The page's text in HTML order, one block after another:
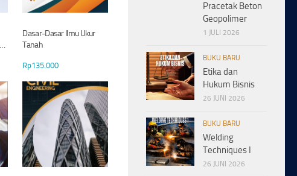
Dasar-Dasar Ilmu Ukur
Tanah
Rp135.000
Pracetak Beton
Geopolimer
1 JULI 2026
BUKU BARU
Etika dan
Hukum Bisnis
26 JUNI 2026
BUKU BARU
Welding
Techniques I
26 JUNI 2026